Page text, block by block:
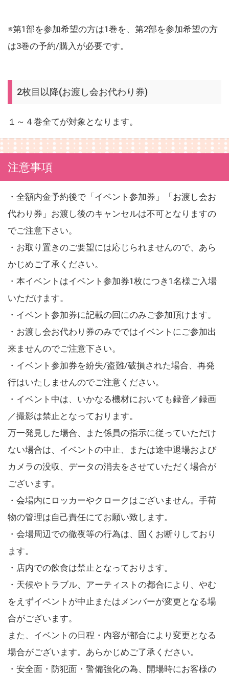
※第1部を参加希望の方は1巻を、第2部を参加希望の方
は3巻の予約/購入が必要です。
2枚目以降(お渡し会お代わり券)
１～４巻全てが対象となります。
注意事項
・全額内金予約後で「イベント参加券」「お渡し会お
代わり券」お渡し後のキャンセルは不可となりますの
でご注意下さい。
・お取り置きのご要望には応じられませんので、あら
かじめご了承ください。
・本イベントはイベント参加券1枚につき1名様ご入場
いただけます。
・イベント参加券に記載の回にのみご参加頂けます。
・お渡し会お代わり券のみでではイベントにご参加出
来ませんのでご注意下さい。
・イベント参加券を紛失/盗難/破損された場合、再発
行はいたしませんのでご注意ください。
・イベント中は、いかなる機材においても録音／録画
／撮影は禁止となっております。
万一発見した場合、また係員の指示に従っていただけ
ない場合は、イベントの中止、または途中退場および
カメラの没収、データの消去をさせていただく場合が
ございます。
・会場内にロッカーやクロークはございません。手荷
物の管理は自己責任にてお願い致します。
・会場周辺での徹夜等の行為は、固くお断りしており
ます。
・店内での飲食は禁止となっております。
・天候やトラブル、アーティストの都合により、やむ
をえずイベントが中止またはメンバーが変更となる場
合がございます。
また、イベントの日程・内容が都合により変更となる
場合がございます。あらかじめご了承ください。
・安全面・防犯面・警備強化の為、開場時にお客様の